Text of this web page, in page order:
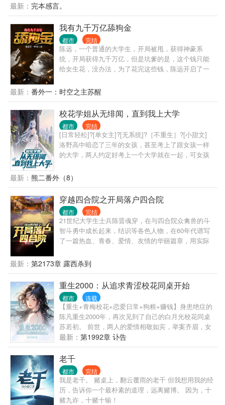
拖入无序的深渊。 在这个时代，人命渺如尘埃； 在这
个时代，人类灿若星辰。 大厦将倾，有人见一戏子屹
立文明废墟之上，红帔似血，时笑时哭， 时代的帘幕
在他身后缓缓打开，他张开双臂，对着累累众生轻声
低语—— “好戏……开场。”
最新： 完本感言。
我有九千万亿舔狗金
都市 完结
陈远，一个普通的大学生，开局被甩，获得神豪系
统，开局获得九千万亿，但是坑爹的是，这个钱只能
给女生花，没办法，为了花完这些钱，陈远开启了一
最新： 番外一：时空之主苏醒
校花学姐从无绯闻，直到我上大学
都市 完结
[日常轻松]?[单女主]?[无系统]?［不重生］?[小甜文]
洛野高中暗恋了三年的女孩，甚至考上了跟女孩一样
的大学，两人约定好考上一个大学就在一起，可女孩
想到大学还没开学，他写的小说冲上了平台榜首，他
竟然火了…… 上大学后，洛野原以为自己再也不会谈
恋爱，却偶然相识了高冷学姐。 洛野决定，要偷偷跟
学姐谈恋爱，然后惊艳所有人。 等他和高冷学姐手拉
手出现在学校里的时候，全校都震惊了。 高冷校花苏
白粥的身边竟然出现了男人？ 这时，暗恋三年的女孩
却发现自己心里是有他的，于是再次展开了对洛野的
追求。 “抱歉，小学弟已经是我的人了。”苏白粥强势
苏白粥是怎么相爱的呢？” 听到此话，洛野摸了摸脑
袋，看着那个绝美的身影，轻声笑道:“她偷偷把我的书
给漫画改编了……”
最新： 熊二番外（8）
穿越四合院之开局落户四合院
都市 完结
21世纪大学生士兵陈晋魂穿，在与四合院众禽兽的斗
智斗勇中成长起来，结识等各色人物，在60年代谱写
了一篇热血、青春、爱情、友情的华丽篇章，用实际
路。
最新： 第2173章 露西杀到
重生2000：从追求青涩校花同桌开始
都市 连载
【重生+青梅校花+恋爱日常+狗粮+赚钱】身患绝症的
陈凡重生2000年，再次见到了自己的白月光校花同桌
苏若初。 前世，两人的爱情相敬如宾，举案齐眉，女
友却因为一场车祸意外身亡。陈凡抱憾终身。 这一
世，陈凡发誓绝不放手，要创造一个崭新的商业帝
国，给她最完美的爱情跟未来。 “苏若初，这辈子我要
牵着你的手，看尽星河灿烂，人间繁华！”
最新： 第1992章 讣告
老千
都市 完结
我是老千。 赌桌上，翻云覆雨的老千 但我想用我的经
历，告诉你一个最朴素的道理，远离赌博。 因为，十
赌九诈，十赌十输！